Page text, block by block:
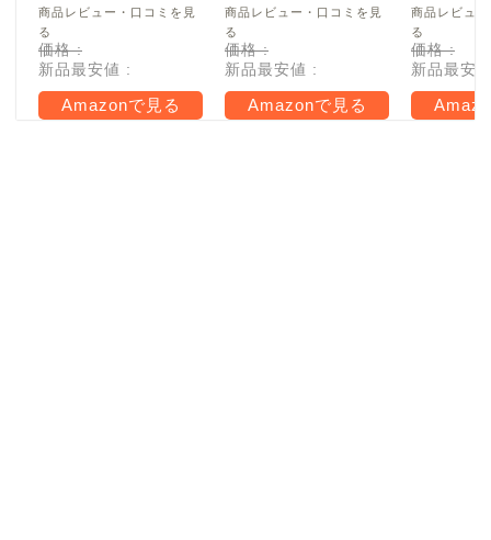
商品レビュー・口コミを見
る
価格 :
新品最安値 :
Amazonで見る
円|オンラインコー
ド版
商品レビュー・口コミを見
る
価格 :
新品最安値 :
Amazonで見る
Switch2
商品レビュ
る
価格 :
新品最安